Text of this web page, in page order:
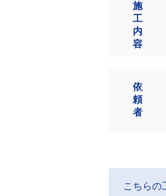
施
工
内
容
依
頼
者
こちらの